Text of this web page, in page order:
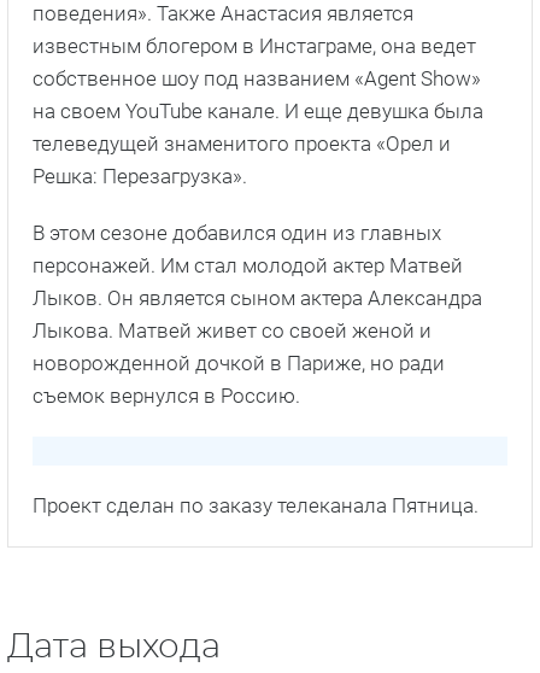
поведения». Также Анастасия является
известным блогером в Инстаграме, она ведет
собственное шоу под названием «Agent Show»
на своем YouTube канале. И еще девушка была
телеведущей знаменитого проекта «Орел и
Решка: Перезагрузка».
В этом сезоне добавился один из главных
персонажей. Им стал молодой актер Матвей
Лыков. Он является сыном актера Александра
Лыкова. Матвей живет со своей женой и
новорожденной дочкой в Париже, но ради
съемок вернулся в Россию.
Проект сделан по заказу телеканала Пятница.
Дата выхода